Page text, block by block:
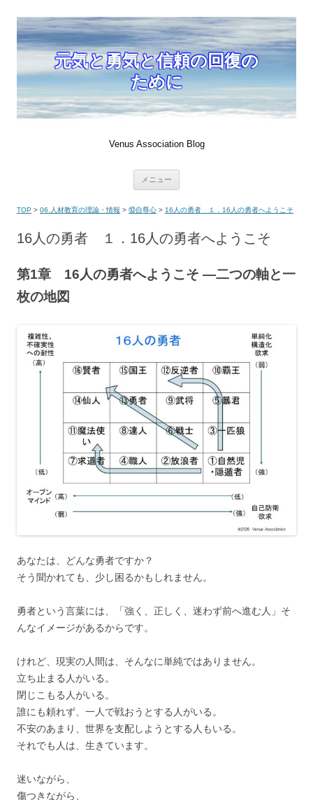
元気と勇気と信頼の回復の
ために
Venus Association Blog
メニュー
ツ
移
動
TOP > 06.人材教育の理論・情報 > ⑩自尊心 > 16人の勇者 １．16人の勇者へようこそ
16人の勇者 １．16人の勇者へようこそ
第1章 16人の勇者へようこそ ―二つの軸と一
枚の地図
あなたは、どんな勇者ですか？
そう聞かれても、少し困るかもしれません。
勇者という言葉には、「強く、正しく、迷わず前へ進む人」そ
んなイメージがあるからです。
けれど、現実の人間は、そんなに単純ではありません。
立ち止まる人がいる。
閉じこもる人がいる。
誰にも頼れず、一人で戦おうとする人がいる。
不安のあまり、世界を支配しようとする人もいる。
それでも人は、生きています。
迷いながら、
傷つきながら、